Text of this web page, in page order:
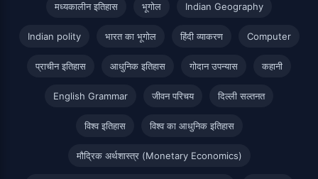
मध्यकालीन इतिहास भूगोल Indian Geography
Indian polity भारत का भूगोल हिंदी व्याकरण Computer
प्राचीन इतिहास आधुनिक इतिहास गोदान उपन्यास कहानी
English Grammar जीवन परिचय दिल्ली सल्तनत
विश्व इतिहास विश्व का आधुनिक इतिहास
मौद्रिक अर्थशास्त्र (Monetary Economics)